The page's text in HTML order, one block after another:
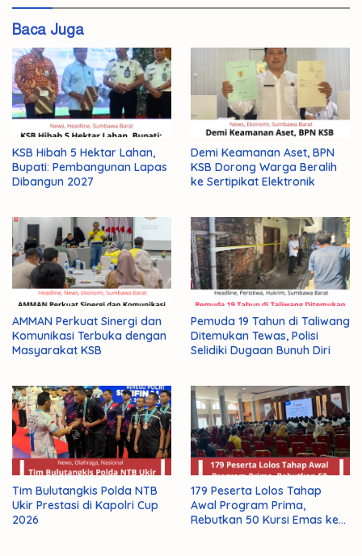
Baca Juga
KSB Hibah 5 Hektar Lahan,
Bupati: Pembangunan Lapas
Dibangun 2027
Demi Keamanan Aset, BPN
KSB Dorong Warga Beralih
ke Sertipikat Elektronik
AMMAN Perkuat Sinergi dan
Komunikasi Terbuka dengan
Masyarakat KSB
Pemuda 19 Tahun di Taliwang
Ditemukan Tewas, Polisi
Selidiki Dugaan Bunuh Diri
Tim Bulutangkis Polda NTB
Ukir Prestasi di Kapolri Cup
2026
179 Peserta Lolos Tahap
Awal Program Prima,
Rebutkan 50 Kursi Emas ke